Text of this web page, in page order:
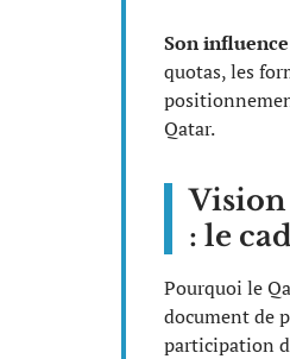
Son
quotas, les
Qatar.
Vision
: le
Pourquoi le
document de
participation